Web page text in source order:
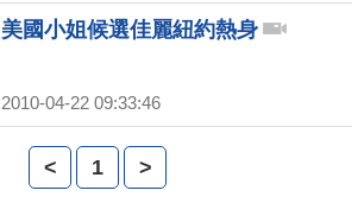
美國小姐候選佳麗紐約熱身
2010-04-22 09:33:46
< 1 >